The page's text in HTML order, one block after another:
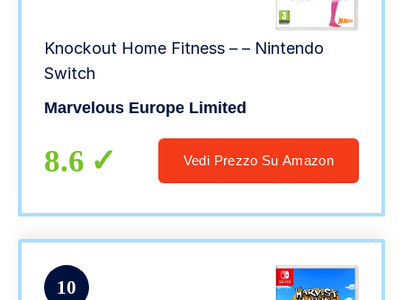
Knockout Home Fitness – – Nintendo
Switch
Marvelous Europe Limited
8.6 Vedi Prezzo Su Amazon
10